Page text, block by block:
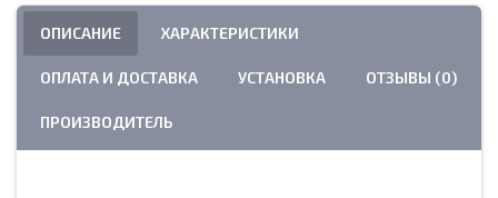
ОПИСАНИЕ ХАРАКТЕРИСТИКИ
ОПЛАТА И ДОСТАВКА УСТАНОВКА ОТЗЫВЫ (0)
ПРОИЗВОДИТЕЛЬ